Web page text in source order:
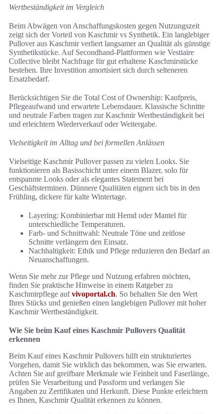
Wertbeständigkeit im Vergleich
Beim Abwägen von Anschaffungskosten gegen Nutzungszeit
zeigt sich der Vorteil von Kaschmir vs Synthetik. Ein langlebiger
Pullover aus Kaschmir verliert langsamer an Qualität als günstige
Synthetikstücke. Auf Secondhand-Plattformen wie Vestiaire
Collective bleibt Nachfrage für gut erhaltene Kaschmirstücke
bestehen. Ihre Investition amortisiert sich durch selteneren
Ersatzbedarf.
Berücksichtigen Sie die Total Cost of Ownership: Kaufpreis,
Pflegeaufwand und erwartete Lebensdauer. Klassische Schnitte
und neutrale Farben tragen zur Kaschmir Wertbeständigkeit bei
und erleichtern Wiederverkauf oder Weitergabe.
Vielseitigkeit im Alltag und bei formellen Anlässen
Vielseitige Kaschmir Pullover passen zu vielen Looks. Sie
funktionieren als Basisschicht unter einem Blazer, solo für
entspannte Looks oder als elegantes Statement bei
Geschäftsterminen. Dünnere Qualitäten eignen sich bis in den
Frühling, dickere für kalte Wintertage.
Layering: Kombinierbar mit Hemd oder Mantel für
unterschiedliche Temperaturen.
Farb- und Schnittwahl: Neutrale Töne und zeitlose
Schnitte verlängern den Einsatz.
Nachhaltigkeit: Ethik und Pflege reduzieren den Bedarf an
Neuanschaffungen.
Wenn Sie mehr zur Pflege und Nutzung erfahren möchten,
finden Sie praktische Hinweise in einem Ratgeber zu
Kaschmirpflege aufvivoportal.ch. So behalten Sie den Wert
Ihres Stücks und genießen einen langlebigen Pullover mit hoher
Kaschmir Wertbeständigkeit.
Wie Sie beim Kauf eines Kaschmir Pullovers Qualität
erkennen
Beim Kauf eines Kaschmir Pullovers hilft ein strukturiertes
Vorgehen, damit Sie wirklich das bekommen, was Sie erwarten.
Achten Sie auf greifbare Merkmale wie Feinheit und Faserlänge,
prüfen Sie Verarbeitung und Passform und verlangen Sie
Angaben zu Zertifikaten und Herkunft. Diese Punkte erleichtern
es Ihnen, Kaschmir Qualität erkennen zu können.